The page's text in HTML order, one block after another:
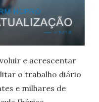
e acrescentar
o trabalho diário
e milhares de